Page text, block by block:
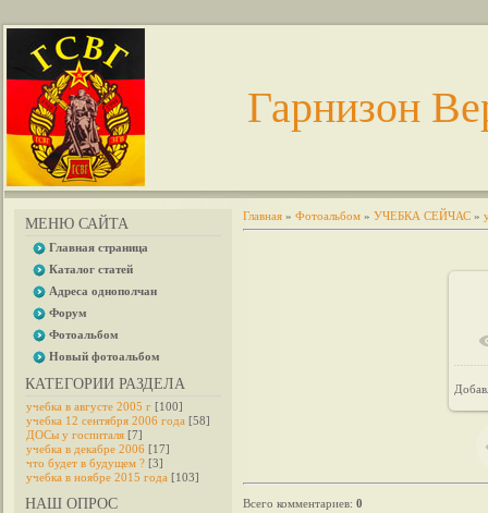
Гарнизон
МЕНЮ САЙТА
Главная страница
Каталог статей
Адреса однополчан
Форум
Фотоальбом
Новый фотоальбом
КАТЕГОРИИ РАЗДЕЛА
учебка в августе 2005 г [100]
учебка 12 сентября 2006 года [58]
ДОСы у госпиталя [7]
учебка в декабре 2006 [17]
что будет в будущем ? [3]
учебка в ноябре 2015 года [103]
НАШ ОПРОС
Главная » Фотоальбом » УЧЕБКА СЕЙЧАС »
Всего комментариев: 0